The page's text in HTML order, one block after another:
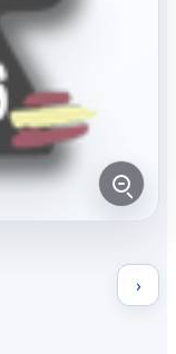
›